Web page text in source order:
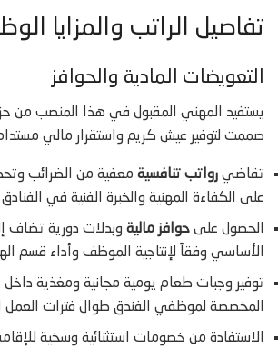
تفاصيل الراتب والمزايا
التعويضات المادية والحوافز
يستفيد المهني المقبول في هذا المنصب من
صممت لتوفير عيش كريم واستقرار مالي
تقاضي رواتب تنافسية معفية من الضرائب
على الكفاءة المهنية والخبرة الفنية في الفنادق
الحصول على حوافز مالية وبدلات دورية تضاف
الأساسي وفقاً لإنتاجية الموظف وأداء قسم
توفير وجبات طعام يومية مجانية ومغذية داخل
المخصصة لموظفي الفندق طوال فترات العمل
الاستفادة من خصومات استثنائية وسخية